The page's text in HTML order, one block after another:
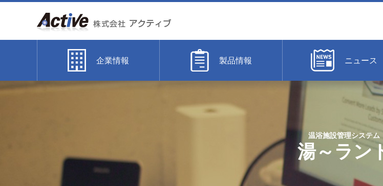
企業情報 製品情報 ニュース
温浴施設管理システム
湯～ラン